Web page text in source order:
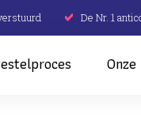
De Nr. 1